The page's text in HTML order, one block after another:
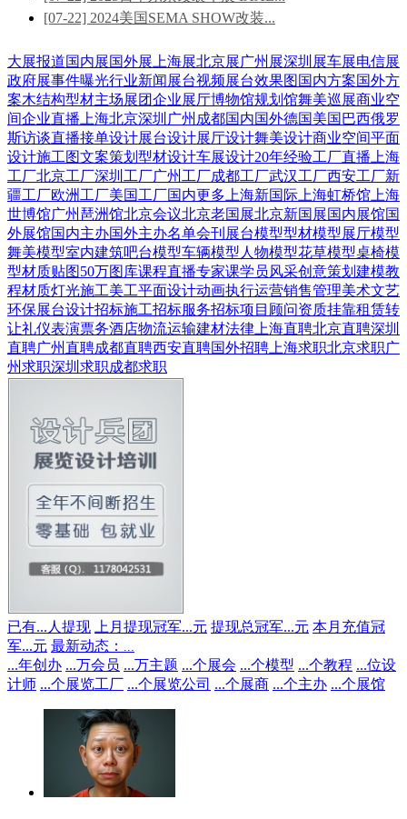
[07-22] 2024美国SEMA SHOW改装...
大展报道国内展国外展 上海展北京展广州展深圳展车展电信展
政府展事件曝光行业新闻 展台视频展台效果图 国内方案国外方
案木结构型材主场展团企业展厅博物馆规划馆舞美巡展商业空
间企业直播 上海北京深圳 广州 成都国内国外德国美国 巴西俄罗
斯访谈直播接单设计展台设计展厅设计舞美设计商业空间平面
设计施工图文案策划 型材设计车展设计20年经验工厂直播 上海
工厂北京工厂深圳工厂广州工厂成都工厂武汉工厂西安工厂新
疆工厂欧洲工厂美国工厂国内更多 上海新国际 上海虹桥馆 上海
世博馆广州琶洲馆北京会议北京老国展北京新国展国内展馆国
外展馆国内主办国外主办名单会刊 展台模型型材模型展厅模型
舞美模型室内建筑吧台模型车辆模型 人物模型花草模型桌椅模
型材质贴图50万图库课程直播专家课学员风采创意策划 建模教
程材质灯光施工美工平面设计动画执行运营销售管理美术文艺
环保展台设计招标施工招标服务招标项目顾问资质挂靠租赁转
让礼仪表演票务酒店物流运输建材法律 上海直聘北京直聘深圳
直聘广州直聘成都直聘西安直聘国外招聘 上海求职北京求职广
州求职深圳求职成都求职
已有... 人提现 上月提现冠军...元 提现总冠军...元 本月充值冠
军...元 最新动态：
...年创办 ...万会员 ...万主题 ...个展会 ...个模型 ...个教程 ...位设
计师 ...个展览工厂 ...个展览公司 ...个展商 ...个主办 ...个展馆